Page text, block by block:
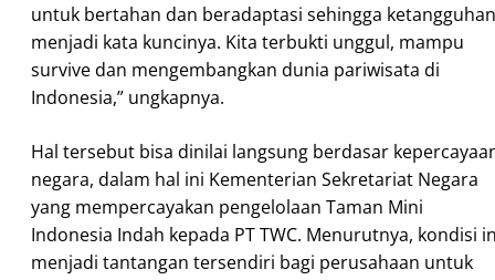
untuk bertahan dan beradaptasi sehingga ketangguhan
menjadi kata kuncinya. Kita terbukti unggul, mampu
survive dan mengembangkan dunia pariwisata di
Indonesia,” ungkapnya.
Hal tersebut bisa dinilai langsung berdasar
negara, dalam hal ini Kementerian Sekretariat Negara
yang mempercayakan pengelolaan Taman Mini
Indonesia Indah kepada PT TWC. Menurutnya, kondisi
menjadi tantangan tersendiri bagi perusahaan untuk